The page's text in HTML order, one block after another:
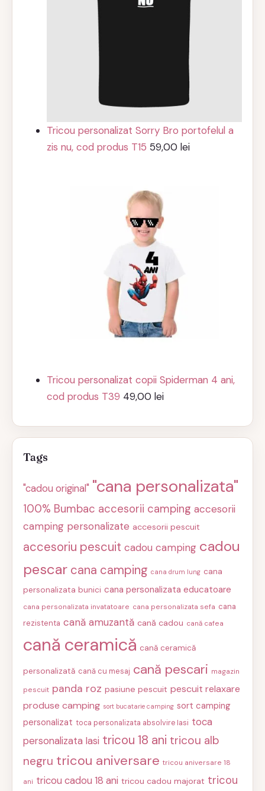
Tricou personalizat Sorry Bro portofelul a
zis nu, cod produs T15 59,00lei
Tricou personalizat copii Spiderman 4 ani,
cod produs T39 49,00lei
Tags
"cadou original" "cana personalizata"
100% Bumbac accesorii camping accesorii
camping personalizate accesorii pescuit
accesoriu pescuit cadou camping cadou
pescar cana camping cana drum lung cana
personalizata bunici cana personalizata educatoare
cana personalizata invatatoare cana personalizata sefa cana
rezistenta cană amuzantă cană cadou cană cafea
cană ceramică cană ceramică
personalizată cană cu mesaj cană pescari magazin
pescuit panda roz pasiune pescuit pescuit relaxare
produse camping sort bucatarie camping sort camping
personalizat toca personalizata absolvire Iasi toca
personalizata Iasi tricou 18 ani tricou alb
negru tricou aniversare tricou aniversare 18
ani tricou cadou 18 ani tricou cadou majorat tricou